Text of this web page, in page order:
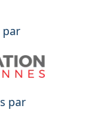
par
par